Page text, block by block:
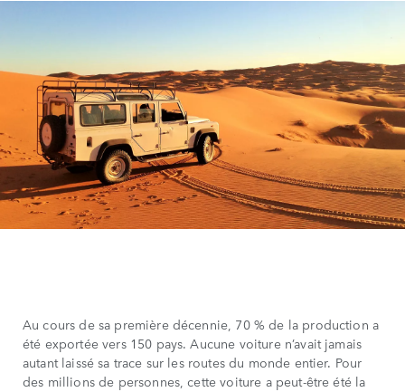
Au cours de sa première décennie, 70 % de la production a
été exportée vers 150 pays. Aucune voiture n’avait jamais
autant laissé sa trace sur les routes du monde entier. Pour
des millions de personnes, cette voiture a peut-être été la